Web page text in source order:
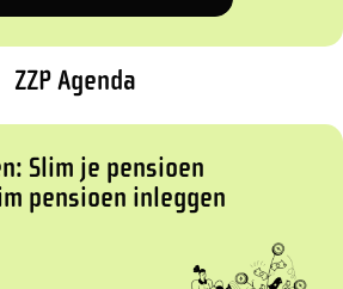
ZZP Agenda
Slim je pensioen
pensioen inleggen